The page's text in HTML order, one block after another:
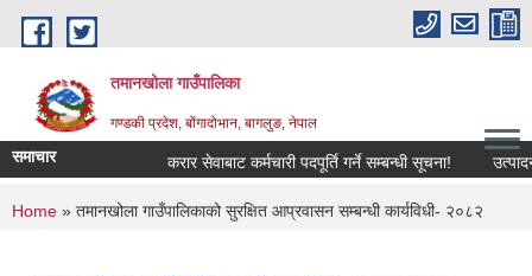
Skip to main content
तमानखोला गाउँपालिका
गण्डकी प्रदेश, बोंगादोभान, बागलुङ, नेपाल
समाचार करार सेवाबाट कर्मचारी पदपूर्ति गर्ने सम्बन्धी सूचना!
You are here
Home » तमानखोला गाउँपालिकाको सुरक्षित आप्रवासन सम्बन्धी कार्यविधी- २०८२